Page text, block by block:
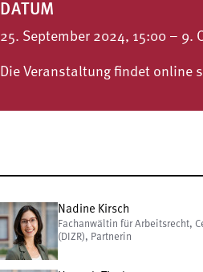
DATUM
25. September 2024, 15:00 – 9.
Die Veranstaltung findet online
Nadine Kirsch
Fachanwältin für Arbeitsrecht,
(DIZR), Partnerin